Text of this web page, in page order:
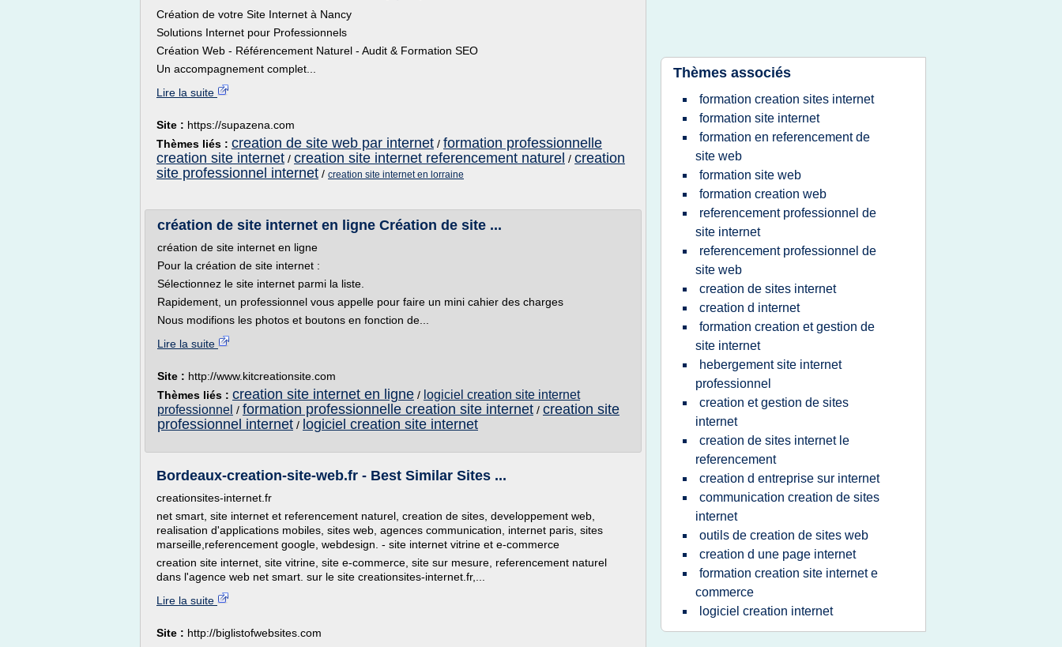
Création de votre Site Internet à Nancy
Solutions Internet pour Professionnels
Création Web - Référencement Naturel - Audit & Formation SEO
Un accompagnement complet...
Lire la suite
Site : https://supazena.com
Thèmes liés : creation de site web par internet / formation professionnelle
creation site internet / creation site internet referencement naturel / creation
site professionnel internet / creation site internet en lorraine
création de site internet en ligne Création de site ...
création de site internet en ligne
Pour la création de site internet :
Sélectionnez le site internet parmi la liste.
Rapidement, un professionnel vous appelle pour faire un mini cahier des charges
Nous modifions les photos et boutons en fonction de...
Lire la suite
Site : http://www.kitcreationsite.com
Thèmes liés : creation site internet en ligne / logiciel creation site internet
professionnel / formation professionnelle creation site internet / creation site
professionnel internet / logiciel creation site internet
Bordeaux-creation-site-web.fr - Best Similar Sites ...
creationsites-internet.fr
net smart, site internet et referencement naturel, creation de sites, developpement web,
realisation d'applications mobiles, sites web, agences communication, internet paris, sites
marseille,referencement google, webdesign. - site internet vitrine et e-commerce
creation site internet, site vitrine, site e-commerce, site sur mesure, referencement naturel
dans l'agence web net smart. sur le site creationsites-internet.fr,...
Lire la suite
Site : http://biglistofwebsites.com
Thèmes associés
formation creation sites internet
formation site internet
formation en referencement de
site web
formation site web
formation creation web
referencement professionnel de
site internet
referencement professionnel de
site web
creation de sites internet
creation d internet
formation creation et gestion de
site internet
hebergement site internet
professionnel
creation et gestion de sites
internet
creation de sites internet le
referencement
creation d entreprise sur internet
communication creation de sites
internet
outils de creation de sites web
creation d une page internet
formation creation site internet e
commerce
logiciel creation internet